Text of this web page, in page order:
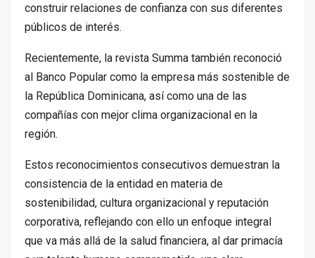
construir relaciones de confianza con sus diferentes
públicos de interés.
Recientemente, la revista Summa también reconoció
al Banco Popular como la empresa más sostenible de
la República Dominicana, así como una de las
compañías con mejor clima organizacional en la
región.
Estos reconocimientos consecutivos demuestran la
consistencia de la entidad en materia de
sostenibilidad, cultura organizacional y reputación
corporativa, reflejando con ello un enfoque integral
que va más allá de la salud financiera, al dar primacía